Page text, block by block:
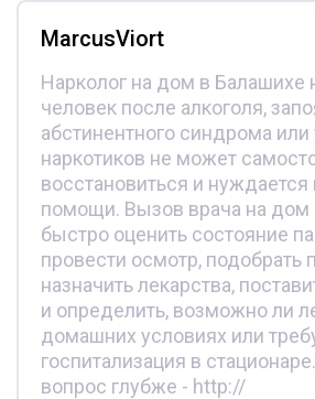
MarcusViort
Нарколог на дом в Балашихе
человек после алкоголя,
абстинентного синдрома
наркотиков не может
восстановиться и
помощи. Вызов врача на дом
быстро оценить состояние
провести осмотр, подобрать
назначить лекарства,
и определить, возможно ли
домашних условиях или
госпитализация в
вопрос глубже - http://